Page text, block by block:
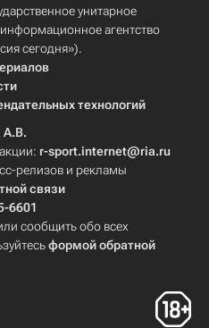
унитарное
агентство
сегодня»).
технологий
А.В.
r-sport.internet@ria.ru
релизов и рекламы
связи
6601
сообщить обо всех
формой обратной